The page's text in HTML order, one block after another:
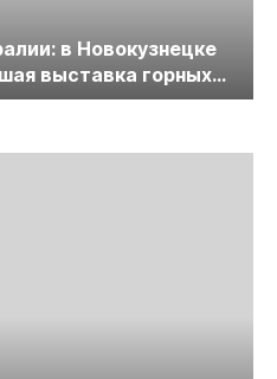
в Новокузнецке
выставка горных
Уголь России и